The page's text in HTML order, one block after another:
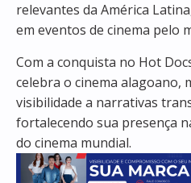
relevantes da América
em eventos de cinema pelo
Com a conquista no Hot
celebra o cinema alagoano,
visibilidade a narrativas
fortalecendo sua presença
do cinema mundial.